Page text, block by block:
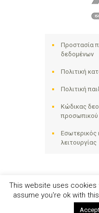
Προστασία
δεδομένων
Πολιτική
Πολιτική
Κώδικας
προσωπικού
Εσωτερικός
λειτουργίας
Ηλιακτίδα ΑΜΚΕ © 2024 - All
This website uses cookies
assume you're ok with